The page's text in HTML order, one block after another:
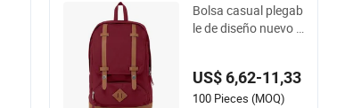
Bolsa casual plegab
le de diseño nuevo y
res, bolsa diaria eleg
ante para estudiant
US$ 6,62-11,33
100 Pieces (MOQ)